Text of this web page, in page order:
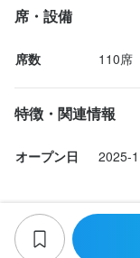
席・設備
席数 110席
特徴・関連情報
オープン日 2025-
正社員として飲食店に
③飲食店 運営に携わ
未経験の方でも店長
ますので、イチから